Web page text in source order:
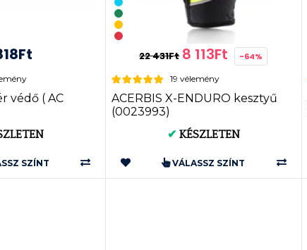
védő ( AC
SZÍNT
22 431Ft 8 113Ft -64%
19 vélemény
ACERBIS X-ENDURO kesztyű
(0023993)
✔ KÉSZLETEN
VÁLASSZ SZÍNT